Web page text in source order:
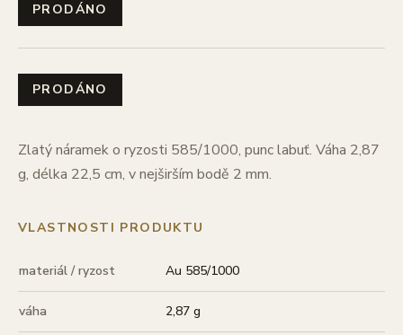
PRODÁNO
PRODÁNO
Zlatý náramek o ryzosti 585/1000, punc labuť. Váha 2,87
g, délka 22,5 cm, v nejširším bodě 2 mm.
VLASTNOSTI PRODUKTU
materiál / ryzost Au 585/1000
váha 2,87 g